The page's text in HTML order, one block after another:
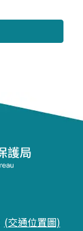
(交通位置圖)